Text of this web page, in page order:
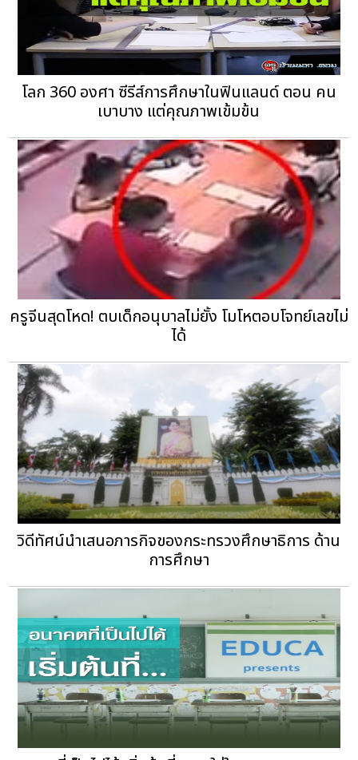
โลก 360 องศา ซีรีส์การศึกษาในฟินแลนด์ ตอน คน
เบาบาง แต่คุณภาพเข้มข้น
ครูจีนสุดโหด! ตบเด็กอนุบาลไม่ยั้ง โมโหตอบโจทย์เลขไม่
ได้
วิดีทัศน์นำเสนอภารกิจของกระทรวงศึกษาธิการ ด้าน
การศึกษา